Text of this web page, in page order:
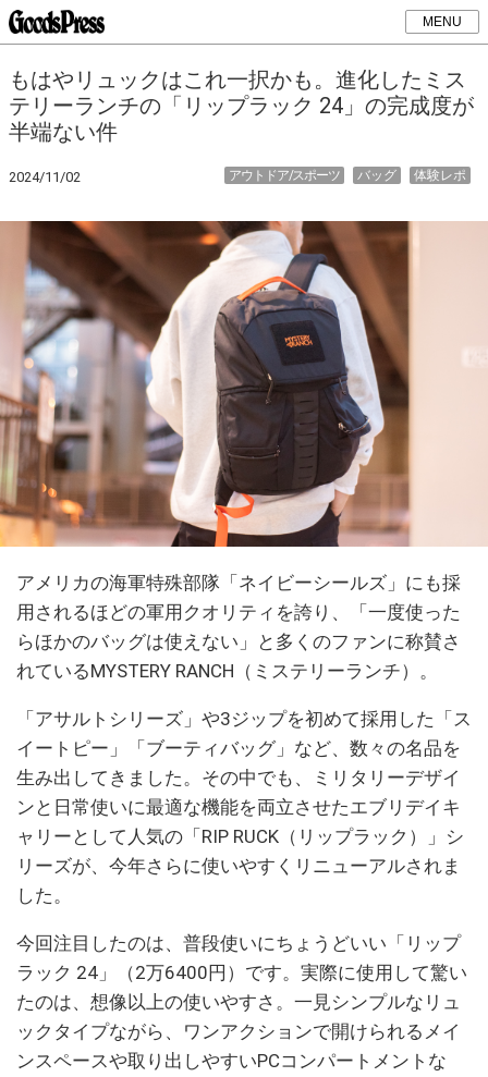
MENU
もはやリュックはこれ一択かも。進化したミス
テリーランチの「リップラック 24」の完成度が
半端ない件
2024/11/02 体験レポ
バッグ
アウトドア/スポーツ
アメリカの海軍特殊部隊「ネイビーシールズ」にも採
用されるほどの軍用クオリティを誇り、「一度使った
らほかのバッグは使えない」と多くのファンに称賛さ
れているMYSTERY RANCH（ミステリーランチ）。
「アサルトシリーズ」や3ジップを初めて採用した「ス
イートピー」「ブーティバッグ」など、数々の名品を
生み出してきました。その中でも、ミリタリーデザイ
ンと日常使いに最適な機能を両立させたエブリデイキ
ャリーとして人気の「RIP RUCK（リップラック）」シ
リーズが、今年さらに使いやすくリニューアルされま
した。
今回注目したのは、普段使いにちょうどいい「リップ
ラック 24」（2万6400円）です。実際に使用して驚い
たのは、想像以上の使いやすさ。一見シンプルなリュ
ックタイプながら、ワンアクションで開けられるメイ
ンスペースや取り出しやすいPCコンパートメントな